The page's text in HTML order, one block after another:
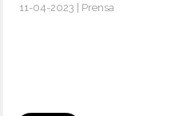
11-04-2023 | Prensa